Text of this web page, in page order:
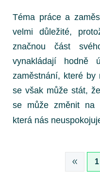
Téma práce a
velmi důležité,
značnou část
vynakládají
zaměstnání, které by
se však může stát,
se může změnit na
která nás
1